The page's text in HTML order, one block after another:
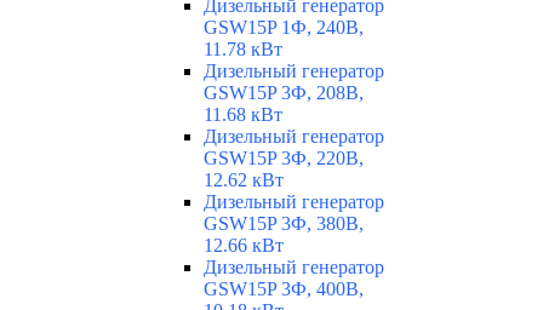
Дизельный генератор
GSW15P 1Ф, 240В,
11.78 кВт
Дизельный генератор
GSW15P 3Ф, 208В,
11.68 кВт
Дизельный генератор
GSW15P 3Ф, 220В,
12.62 кВт
Дизельный генератор
GSW15P 3Ф, 380В,
12.66 кВт
Дизельный генератор
GSW15P 3Ф, 400В,